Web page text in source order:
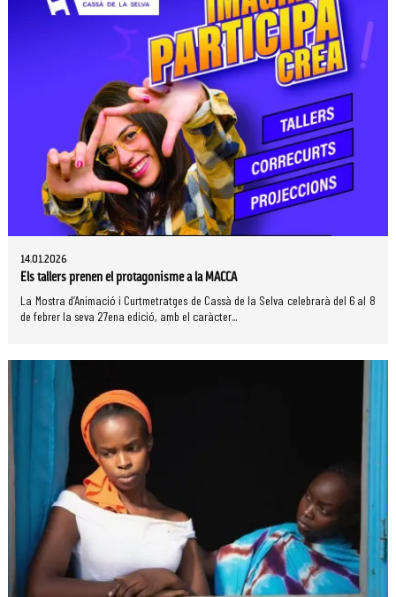
14.01.2026
Els tallers prenen el protagonisme a la MACCA
La Mostra d’Animació i Curtmetratges de Cassà de la Selva celebrarà del 6 al 8
de febrer la seva 27ena edició, amb el caràcter...